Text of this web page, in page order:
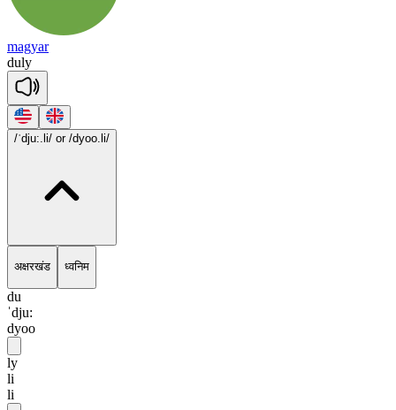
magyar
duly
/ˈdju:.li/ or /dyoo.li/
अक्षरखंड ध्वनिम
du
ˈdju:
dyoo
ly
li
li